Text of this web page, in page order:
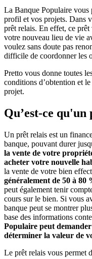
La Banque Populaire vous
profil et vos projets. Dans
prêt relais. En effet, ce
votre nouveau lieu de vie
voulez sans doute pas
difficile de coordonner les
Pretto vous donne toutes
conditions d’obtention et
projet.
Qu’est-ce
Un prêt relais est un
banque, pouvant durer
la vente de votre
acheter votre nouvelle
la vente de votre bien
généralement de 50 à
peut également tenir
cours sur le bien. Si vous
banque peut se montrer
base des informations
Populaire peut
déterminer la valeur de
Le prêt relais vous permet